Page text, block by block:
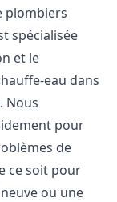
plombiers
spécialisée
et le
eau dans
. Nous
pour
de
ce soit pour
ou une